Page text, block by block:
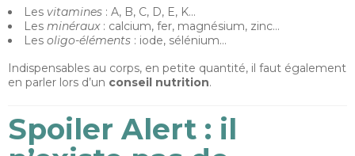
Les vitamines : A, B, C, D, E, K…
Les minéraux: calcium, fer, magnésium, zinc…
Les oligo-éléments : iode, sélénium…
Indispensables au corps, en petite quantité, il faut également
en parler lors d’un conseil nutrition.
Spoiler Alert : il